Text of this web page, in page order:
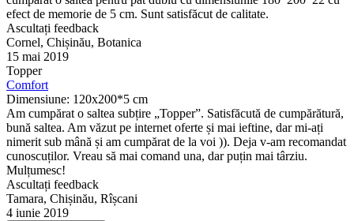
efect de memorie de 5 cm. Sunt satisfăcut de calitate.
Ascultați feedback
Cornel, Chișinău, Botanica
15 mai 2019
Topper
Comfort
Dimensiune: 120x200*5 cm
Am cumpărat o saltea subțire „Topper”. Satisfăcută de cumpărătură,
bună saltea. Am văzut pe internet oferte și mai ieftine, dar mi-ați
nimerit sub mână și am cumpărat de la voi )). Deja v-am recomandat
cunoscuților. Vreau să mai comand una, dar puțin mai târziu.
Mulțumesc!
Ascultați feedback
Tamara, Chișinău, Rîșcani
4 iunie 2019